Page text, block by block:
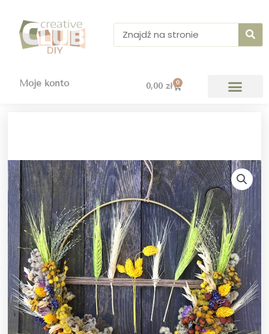
treści
Moje konto 0,00 zł 0
Wózek